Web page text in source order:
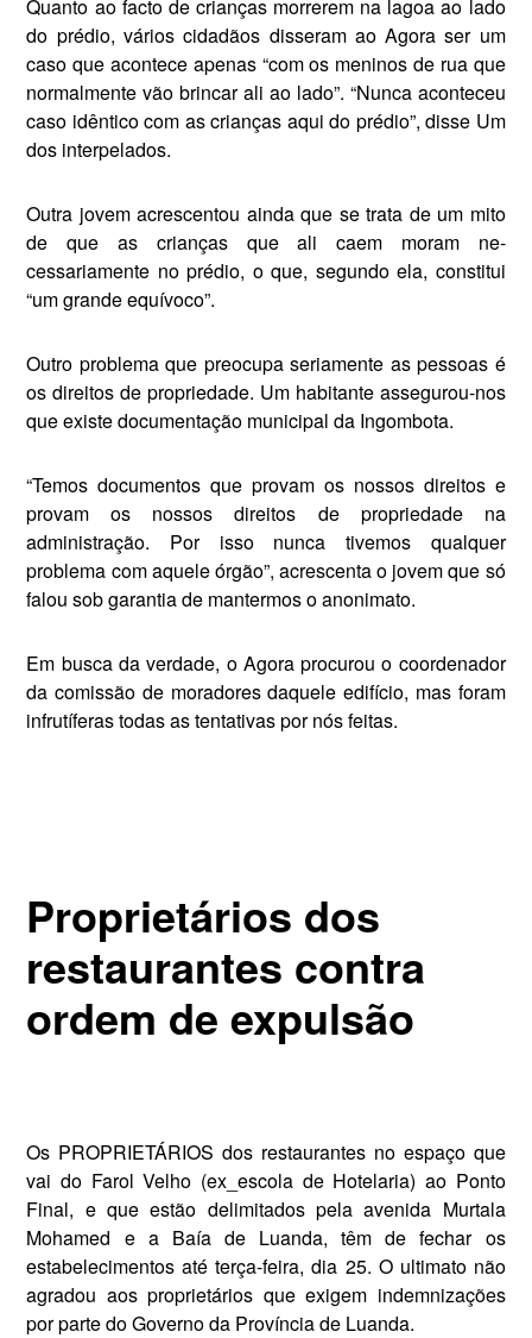
Quanto ao facto de crianças morrerem na lagoa ao lado
do prédio, vários cidadãos disseram ao Agora ser um
caso que aconte­ce apenas “com os meninos de rua que
normalmente vão brin­car ali ao lado”. “Nunca aconte­ceu
caso idêntico com as crianças aqui do prédio”, disse Um
dos interpelados.
Outra jovem acrescentou ainda que se trata de um mito
de que as crianças que ali caem moram ne­
cessariamente no prédio, o que, segundo ela, constitui
“um gran­de equívoco”.
Outro problema que preocupa seriamente as pessoas é
os di­reitos de propriedade. Um habi­tante assegurou-nos
que existe documentação municipal da Ingombota.
“Temos documentos que pro­vam os nossos direitos e
provam os nossos direitos de propriedade na
administração. Por isso nunca tivemos qualquer
problema com aquele órgão”, acrescenta o jovem que só
falou sob garantia de man­termos o anonimato.
Em busca da verdade, o Agora procurou o coordenador
da co­missão de moradores daquele edi­fício, mas foram
infrutíferas todas as tentativas por nós feitas.
Proprietários dos
restaurantes contra
ordem de expulsão
Os PROPRIETÁRIOS dos restaurantes no espaço que
vai do Farol Velho (ex_­escola de Hotelaria) ao Ponto
Final, e que estão delimitados pela avenida Murtala
Mohamed e a Baía de Luan­da, têm de fechar os
estabelecimen­tos até terça-feira, dia 25. O ultimato não
agradou aos proprietários que exigem indemnizações
por parte do Governo da Província de Luanda.